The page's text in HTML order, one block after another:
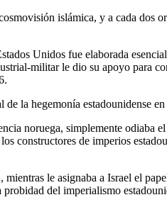
islámica, y a cada dos
Unidos fue elaborada
militar le dio su apoyo para
la hegemonía estadounidense
noruega, simplemente odiaba
constructores de imperios
le asignaba a Israel el
del imperialismo